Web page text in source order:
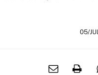
05/